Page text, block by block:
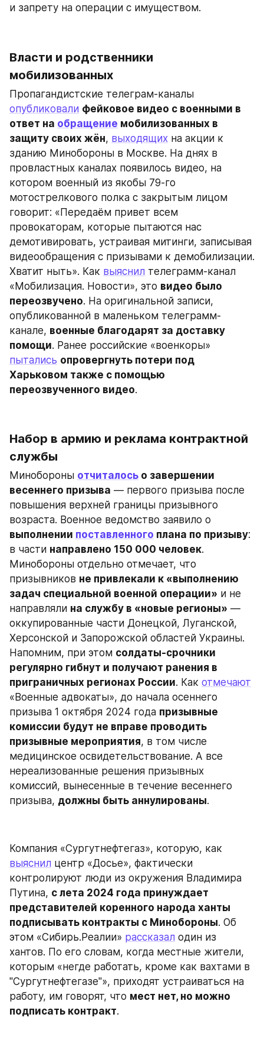
и запрету на операции с имуществом.
Власти и родственники
мобилизованных
опубликовали фейковое видео с военными в
ответ на обращение мобилизованных в
защиту своих жён, выходящих на акции к
зданию Минобороны в Москве. На днях в
провластных каналах появилось видео, на
котором военный из якобы 79-го
мотострелкового полка с закрытым лицом
говорит: «Передаём привет всем
провокаторам, которые пытаются нас
демотивировать, устраивая митинги, записывая
видеообращения с призывами к демобилизации.
Хватит ныть». Как выяснил телеграмм-канал
«Мобилизация. Новости», это видео было
переозвучено. На оригинальной записи,
опубликованной в маленьком телеграмм-
канале, военные благодарят за доставку
помощи
пытались опровергнуть потери под
Харьковом также с помощью
переозвученного видео.
Набор в армию и реклама контрактной
службы
Минобороны отчиталось о завершении
весеннего призыва — первого призыва после
повышения верхней границы призывного
выполнении поставленного плана по призыву:
в части направлено 150 000 человек.
Минобороны отдельно отмечает, что
призывников не привлекали к «выполнению
задач специальной военной операции» и не
направляли на службу в «новые регионы» —
оккупированные части Донецкой, Луганской,
Херсонской и Запорожской областей Украины.
Напомним, при этом солдаты-срочники
регулярно гибнут и получают ранения в
приграничных регионах России. Как отмечают
«Военные адвокаты», до начала осеннего
призыва 1 октября 2024 года призывные
комиссии будут не вправе проводить
призывные мероприятия, в том числе
медицинское освидетельствование. А все
нереализованные решения призывных
комиссий, вынесенные в течение весеннего
призыва, должны быть аннулированы.
выяснил центр «Досье», фактически
контролируют люди из окружения Владимира
Путина, с лета 2024 года принуждает
представителей коренного народа ханты
подписывать контракты с Минобороны. Об
этом «Сибирь.Реалии» рассказал один из
хантов. По его словам, когда местные жители,
которым «негде работать, кроме как вахтами в
"Сургутнефтегазе"», приходят устраиваться на
работу, им говорят, что мест нет, но можно
подписать контракт.